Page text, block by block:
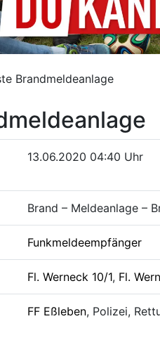
Brandmeldeanlage
13.06.2020 04:40 Uhr
Brand – Meldeanlage –
Funkmeldeempfänger
Fl. Werneck 10/1, Fl.
FF Eßleben, Polizei,